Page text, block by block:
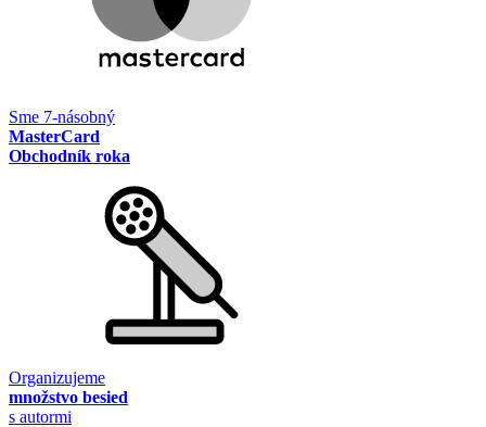
Sme 7-násobný
MasterCard
Obchodník roka
Organizujeme
množstvo besied
s autormi